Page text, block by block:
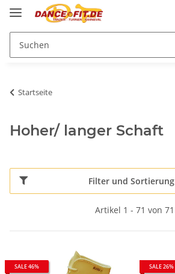
Startseite
Hoher/ langer Schaft
Filter und Sortierung
Artikel 1 - 71 von 71
SALE 46% SALE 26%